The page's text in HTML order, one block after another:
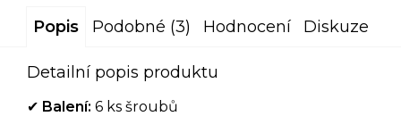
Popis Podobné (3) Hodnocení Diskuze
Detailní popis produktu
✔ Balení: 6 ks šroubů